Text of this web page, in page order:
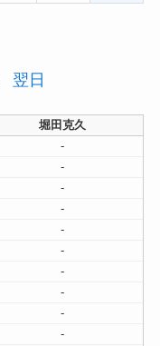
翌日
堀田克久
-
-
-
-
-
-
-
-
-
-